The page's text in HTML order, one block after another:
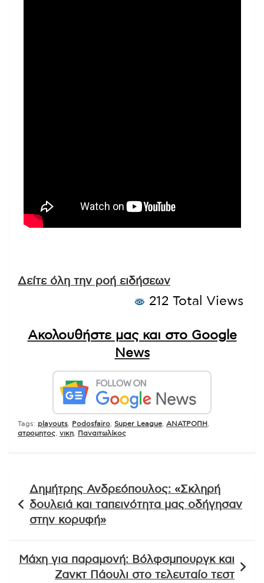
Δείτε όλη την ροή ειδήσεων
212 Total Views
Ακολουθήστε μας και στο Google
News
Tags: playouts Podosfairo Super League ΑΝΑΤΡΟΠΗ
ατρομητος νικη Παναιτωλίκος
άρθρων
Δημήτρης Ανδρεόπουλος: «Σκληρή
δουλειά και ταπεινότητα μας οδήγησαν
στην κορυφή»
Μάχη για παραμονή: Βόλφσμπουργκ και
Ζανκτ Πάουλι στο τελευταίο τεστ